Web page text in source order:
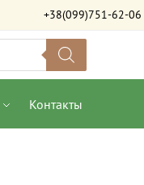
+38(099)751-62-06
Контакты